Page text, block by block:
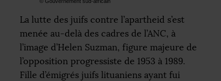
La lutte des juifs contre l’apartheid s’est
menée au-delà des cadres de l’ANC, à
l’image d’Helen Suzman, figure majeure de
l’opposition progressiste de 1953 à 1989.
Fille d’émigrés juifs lituaniens ayant fui